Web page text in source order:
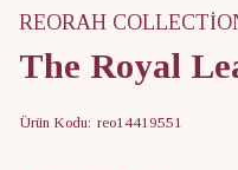
REORAH
The Royal
Ürün Kodu: reo14419551